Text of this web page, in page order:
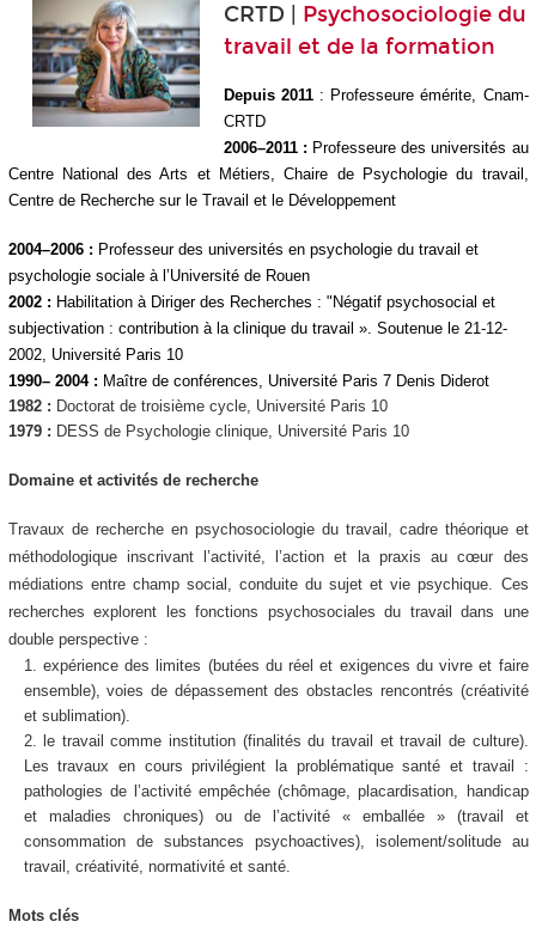
CRTD | Psychosociologie du
travail et de la formation
Depuis 2011 : Professeure émérite, Cnam-
CRTD
2006–2011 : Professeure des universités au
Centre National des Arts et Métiers, Chaire de Psychologie du travail,
Centre de Recherche sur le Travail et le Développement
2004–2006 : Professeur des universités en psychologie du travail et
psychologie sociale à l’Université de Rouen
2002 : Habilitation à Diriger des Recherches : "Négatif psychosocial et
subjectivation : contribution à la clinique du travail ». Soutenue le 21-12-
2002, Université Paris 10
1990– 2004 : Maître de conférences, Université Paris 7 Denis Diderot
1982 : Doctorat de troisième cycle, Université Paris 10
1979 : DESS de Psychologie clinique, Université Paris 10
Domaine et activités de recherche
Travaux de recherche en psychosociologie du travail, cadre théorique et
méthodologique inscrivant l’activité, l’action et la praxis au cœur des
médiations entre champ social, conduite du sujet et vie psychique. Ces
recherches explorent les fonctions psychosociales du travail dans une
double perspective :
expérience des limites (butées du réel et exigences du vivre et faire
ensemble), voies de dépassement des obstacles rencontrés (créativité
et sublimation).
le travail comme institution (finalités du travail et travail de culture).
Les travaux en cours privilégient la problématique santé et travail :
pathologies de l’activité empêchée (chômage, placardisation, handicap
et maladies chroniques) ou de l’activité « emballée » (travail et
consommation de substances psychoactives), isolement/solitude au
travail, créativité, normativité et santé.
Mots clés